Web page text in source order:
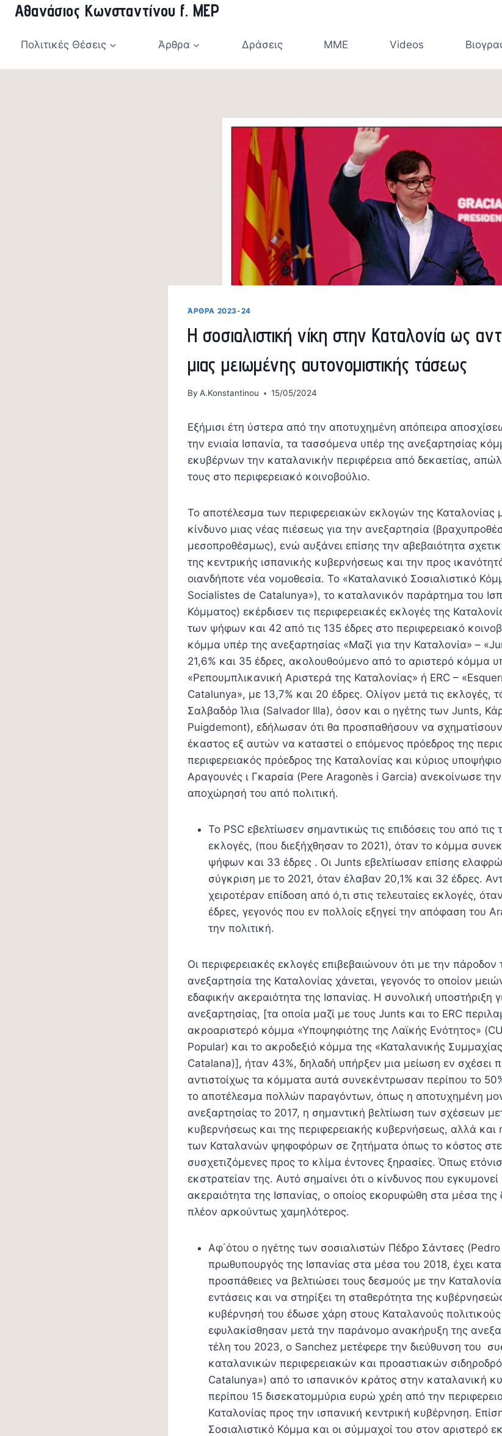
Skip
content
Αθανάσιος Κωνσταντίνου f. MEP
Πολιτικές Θέσεις Άρθρα Δράσεις ΜΜΕ Videos
ΆΡΘΡΑ 2023-24
Η σοσιαλιστική νίκη στην Καταλονία ως
μιας μειωμένης αυτονομιστικής τάσεως
By A.Konstantinou 15/05/2024
Εξήμισι έτη ύστερα από την αποτυχημένη απόπειρα
την ενιαία Ισπανία, τα τασσόμενα υπέρ της ανεξαρτησίας
εκυβέρνων την καταλανικήν περιφέρεια από δεκαετίας,
τους στο περιφερειακό κοινοβούλιο.
Το αποτέλεσμα των περιφερειακών εκλογών της Καταλονίας
κίνδυνο μιας νέας πιέσεως για την ανεξαρτησία
μεσοπροθέσμως), ενώ αυξάνει επίσης την αβεβαιότητα
της κεντρικής ισπανικής κυβερνήσεως και την προς
οιανδήποτε νέα νομοθεσία. Το «Καταλανικό Σοσιαλιστικό
Socialistes de Catalunya»), το καταλανικόν παράρτημα του
Κόμματος) εκέρδισεν τις περιφερειακές εκλογές της
των ψήφων και 42 από τις 135 έδρες στο περιφερειακό
κόμμα υπέρ της ανεξαρτησίας «Μαζί για την Καταλονία» –
21,6% και 35 έδρες, ακολουθούμενο από το αριστερό κόμμα
«Ρεπουμπλικανική Αριστερά της Καταλονίας» ή ERC –
Catalunya», με 13,7% και 20 έδρες. Ολίγον μετά τις εκλογές,
Σαλβαδόρ Ίλια (Salvador Illa), όσον και ο ηγέτης των Junts,
Puigdemont), εδήλωσαν ότι θα προσπαθήσουν να
έκαστος εξ αυτών να καταστεί ο επόμενος πρόεδρος της
περιφερειακός πρόεδρος της Καταλονίας και κύριος
Αραγουνές ι Γκαρσία (Pere Aragonès i Garcia) ανεκοίνωσε
αποχώρησή του από πολιτική.
Το PSC εβελτίωσεν σημαντικώς τις επιδόσεις του από τις
εκλογές, (που διεξήχθησαν το 2021), όταν το κόμμα
ψήφων και 33 έδρες . Οι Junts εβελτίωσαν επίσης
σύγκριση με το 2021, όταν έλαβαν 20,1% και 32 έδρες.
χειροτέραν επίδοση από ό,τι στις τελευταίες εκλογές,
έδρες, γεγονός που εν πολλοίς εξηγεί την απόφαση του
την πολιτική.
Οι περιφερειακές εκλογές επιβεβαιώνουν ότι με την
ανεξαρτησία της Καταλονίας χάνεται, γεγονός το οποίον
εδαφικήν ακεραιότητα της Ισπανίας. Η συνολική υποστήριξη
ανεξαρτησίας, [τα οποία μαζί με τους Junts και το ERC
ακροαριστερό κόμμα «Υποψηφιότης της Λαϊκής Ενότητος»
Popular) και το ακροδεξιό κόμμα της «Καταλανικής
Catalana)], ήταν 43%, δηλαδή υπήρξεν μια μείωση εν σχέσει
αντιστοίχως τα κόμματα αυτά συνεκέντρωσαν περίπου το
το αποτέλεσμα πολλών παραγόντων, όπως η αποτυχημένη
ανεξαρτησίας το 2017, η σημαντική βελτίωση των σχέσεων
κυβερνήσεως και της περιφερειακής κυβερνήσεως, αλλά και
των Καταλανών ψηφοφόρων σε ζητήματα όπως το κόστος
συσχετιζόμενες προς το κλίμα έντονες ξηρασίες. Όπως
εκστρατείαν της. Αυτό σημαίνει ότι ο κίνδυνος που
ακεραιότητα της Ισπανίας, ο οποίος εκορυφώθη στα μέσα της
πλέον αρκούντως χαμηλότερος.
Αφ΄ότου ο ηγέτης των σοσιαλιστών Πέδρο Σάντσες
πρωθυπουργός της Ισπανίας στα μέσα του 2018, έχει
προσπάθειες να βελτιώσει τους δεσμούς με την Καταλονία
εντάσεις και να στηρίξει τη σταθερότητα της
κυβέρνησή του έδωσε χάρη στους Καταλανούς πολιτικούς
εφυλακίσθησαν μετά την παράνομο ανακήρυξη της
τέλη του 2023, ο Sanchez μετέφερε την διεύθυνση του
καταλανικών περιφερειακών και προαστιακών
Catalunya») από το ισπανικόν κράτος στην καταλανική
περίπου 15 δισεκατομμύρια ευρώ χρέη από την
Καταλονίας προς την ισπανική κεντρική κυβέρνηση.
Σοσιαλιστικό Κόμμα και οι σύμμαχοί του στον αριστερό